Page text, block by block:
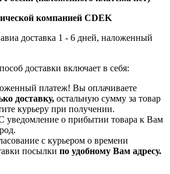
компанией CDEK
авиа доставка 1 - 6 дней, наложенный
доставки включает в себя:
платеж! Вы оплачиваете
доставку, остальную сумму за товар
курьеру при получении.
о прибытии товара к Вам
с курьером о времени
посылки по удобному Вам адресу.